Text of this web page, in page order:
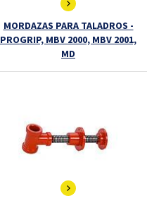
MORDAZAS PARA TALADROS -
PROGRIP, MBV 2000, MBV 2001,
MD